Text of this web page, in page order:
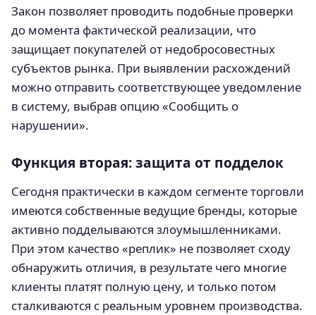
Закон позволяет проводить подобные проверки
до момента фактической реализации, что
защищает покупателей от недобросовестных
субъектов рынка. При выявлении расхождений
можно отправить соответствующее уведомление
в систему, выбрав опцию «Сообщить о
нарушении».
Функция вторая: защита от подделок
Сегодня практически в каждом сегменте торговли
имеются собственные ведущие бренды, которые
активно подделываются злоумышленниками.
При этом качество «реплик» не позволяет сходу
обнаружить отличия, в результате чего многие
клиенты платят полную цену, и только потом
сталкиваются с реальным уровнем производства.